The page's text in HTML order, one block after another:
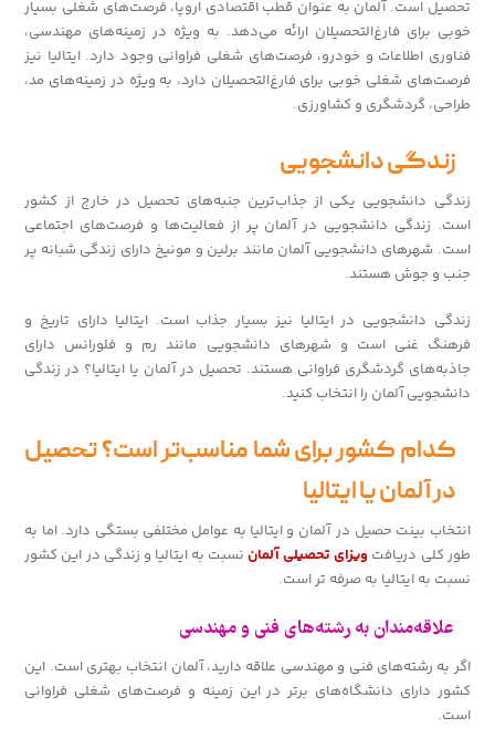
تحصیل است. آلمان به عنوان قطب اقتصادی اروپا، فرصت‌های شغلی بسیار
خوبی برای فارغ‌التحصیلان ارائه می‌دهد. به ویژه در زمینه‌های مهندسی،
فناوری اطلاعات و خودرو، فرصت‌های شغلی فراوانی وجود دارد. ایتالیا نیز
فرصت‌های شغلی خوبی برای فارغ‌التحصیلان دارد، به ویژه در زمینه‌های مد،
طراحی، گردشگری و کشاورزی.
زندگی دانشجویی
زندگی دانشجویی یکی از جذاب‌ترین جنبه‌های تحصیل در خارج از کشور
است. زندگی دانشجویی در آلمان پر از فعالیت‌ها و فرصت‌های اجتماعی
است. شهرهای دانشجویی آلمان مانند برلین و مونیخ دارای زندگی شبانه پر
جنب و جوش هستند.
زندگی دانشجویی در ایتالیا نیز بسیار جذاب است. ایتالیا دارای تاریخ و
فرهنگ غنی است و شهرهای دانشجویی مانند رم و فلورانس دارای
جاذبه‌های گردشگری فراوانی هستند. تحصیل در آلمان یا ایتالیا؟ در زندگی
دانشجویی آلمان را انتخاب کنید.
کدام کشور برای شما مناسب‌تر است؟ تحصیل
در آلمان یا ایتالیا
انتخاب بینت حصیل در آلمان و ایتالیا به عوامل مختلفی بستگی دارد. اما به
طور کلی دریافت ویزای تحصیلی آلماننسبت به ایتالیا و زندگی در این کشور
نسبت به ایتالیا به صرفه تر است.
علاقه‌مندان به رشته‌های فنی و مهندسی
اگر به رشته‌های فنی و مهندسی علاقه دارید، آلمان انتخاب بهتری است. این
کشور دارای دانشگاه‌های برتر در این زمینه و فرصت‌های شغلی فراوانی
است.